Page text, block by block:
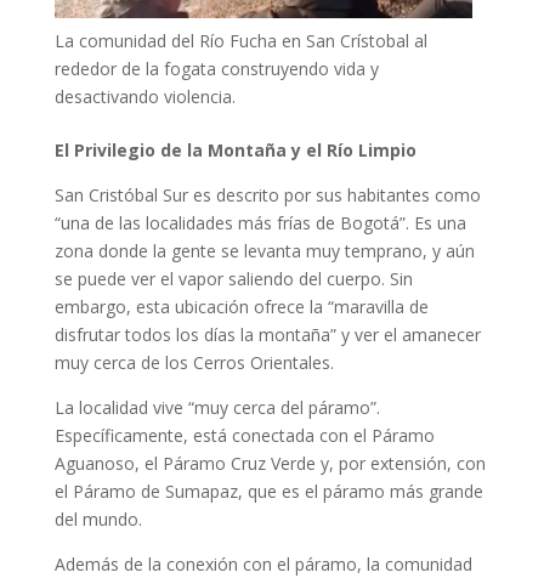
La comunidad del Río Fucha en San Crístobal al
rededor de la fogata construyendo vida y
desactivando violencia.
El Privilegio de la Montaña y el Río Limpio
San Cristóbal Sur es descrito por sus habitantes como
“una de las localidades más frías de Bogotá”. Es una
zona donde la gente se levanta muy temprano, y aún
se puede ver el vapor saliendo del cuerpo. Sin
embargo, esta ubicación ofrece la “maravilla de
disfrutar todos los días la montaña” y ver el amanecer
muy cerca de los Cerros Orientales.
La localidad vive “muy cerca del páramo”.
Específicamente, está conectada con el Páramo
Aguanoso, el Páramo Cruz Verde y, por extensión, con
el Páramo de Sumapaz, que es el páramo más grande
del mundo.
Además de la conexión con el páramo, la comunidad